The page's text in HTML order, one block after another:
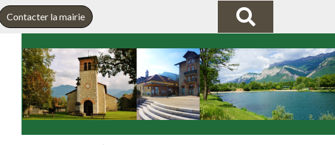
Contacter la mairie